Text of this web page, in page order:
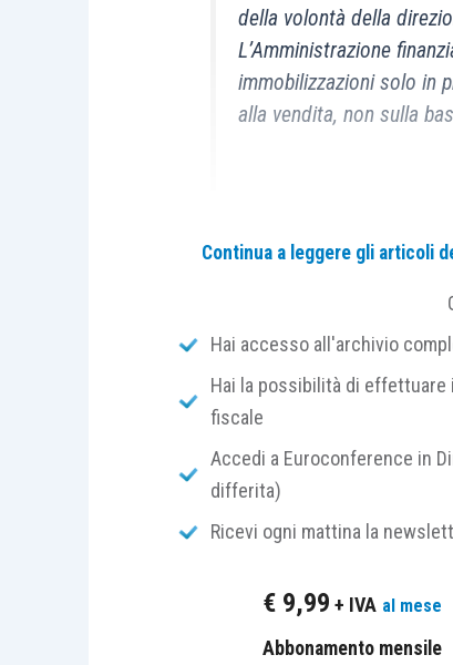
della volontà della
L’Amministrazione
immobilizzazioni solo in
alla vendita, non sulla
Il quadro civilistico: l’art. 2424- bis
utilizzati durevolmentedevono
non la natura intrinseca
o al 10% se quest’ultima ha
immobilizzazioni, ma la
entro breve termine.
Il criterio OIC 21: destinazione,
Continua a leggere gli articoli
Hai accesso all'archivio
Hai la possibilità di effettuare
fiscale
Accedi a Euroconference in
differita)
Ricevi ogni mattina la
€ 9,99 + IVA al mese
Abbonamento mensile